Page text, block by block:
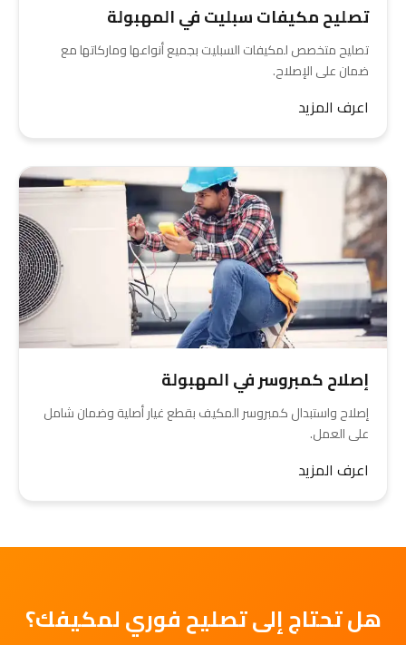
تصليح مكيفات سبليت في المهبولة
تصليح متخصص لمكيفات السبليت بجميع أنواعها وماركاتها مع
ضمان على الإصلاح.
اعرف المزيد
إصلاح كمبروسر في المهبولة
إصلاح واستبدال كمبروسر المكيف بقطع غيار أصلية وضمان شامل
على العمل.
اعرف المزيد
هل تحتاج إلى تصليح فوري لمكيفك؟